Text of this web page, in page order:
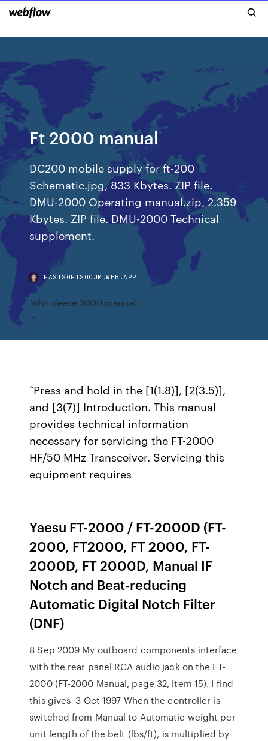
Ft 2000 manual
DC200 mobile supply for ft-200
Schematic.jpg, 833 Kbytes. ZIP file.
DMU-2000 Operating manual.zip, 2.359
Kbytes. ZIP file. DMU-2000 Technical
supplement.
FASTSOFTSOOJM.WEB.APP
John deere 2000 manual
ˆPress and hold in the [1(1.8)], [2(3.5)],
and [3(7)] Introduction. This manual
provides technical information
necessary for servicing the FT-2000
HF/50 MHz Transceiver. Servicing this
equipment requires
Yaesu FT-2000 / FT-2000D (FT-
2000, FT2000, FT 2000, FT-
2000D, FT 2000D, Manual IF
Notch and Beat-reducing
Automatic Digital Notch Filter
(DNF)
8 Sep 2009 My outboard components interface
with the rear panel RCA audio jack on the FT-
2000 (FT-2000 Manual, page 32, item 15). I find
this gives 3 Oct 1997 When the controller is
switched from Manual to Automatic weight per
unit length of the belt (lbs/ft), is multiplied by